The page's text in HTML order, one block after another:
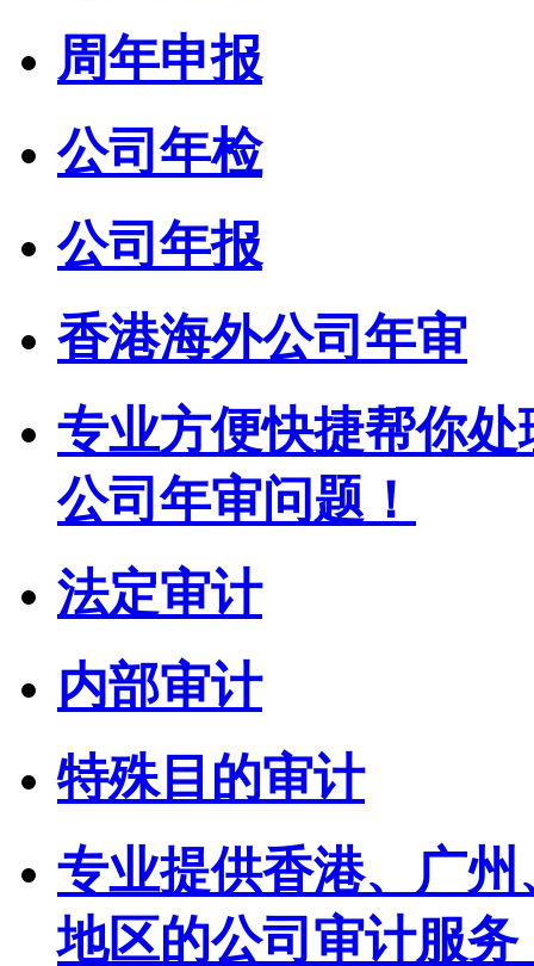
周年申报
公司年检
公司年报
香港海外公司年审
专业方便快捷帮你
公司年审问题！
法定审计
内部审计
特殊目的审计
专业提供香港、广
地区的公司审计服务